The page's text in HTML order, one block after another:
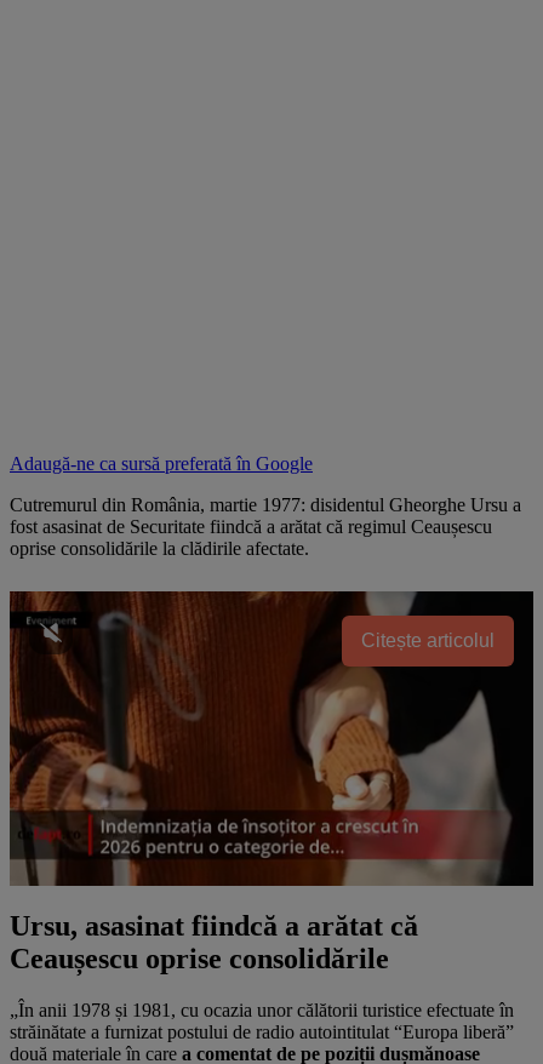
Adaugă-ne ca sursă preferată în Google
Cutremurul din România, martie 1977: disidentul Gheorghe Ursu a
fost asasinat de Securitate fiindcă a arătat că regimul Ceaușescu
oprise consolidările la clădirile afectate.
Citește articolul
Ursu, asasinat fiindcă a arătat că
Ceaușescu oprise consolidările
„În anii 1978 și 1981, cu ocazia unor călătorii turistice efectuate în
străinătate a furnizat postului de radio autointitulat “Europa liberă”
două materiale în care a comentat de pe poziții dușmănoase